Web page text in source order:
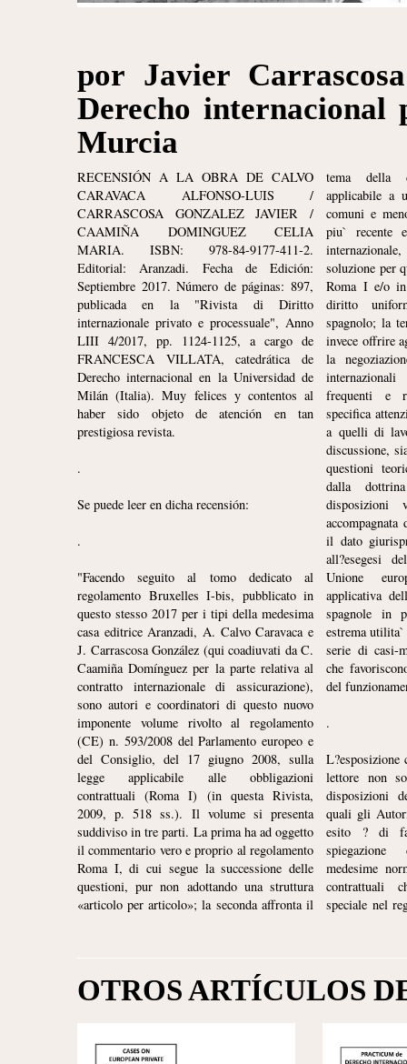
por Javier
Derecho internacional
Murcia
RECENSIÓN A LA OBRA DE CALVO
CARAVACA ALFONSO-LUIS /
CARRASCOSA GONZALEZ JAVIER /
CAAMIÑA DOMINGUEZ CELIA
MARIA. ISBN: 978-84-9177-411-2.
Editorial: Aranzadi. Fecha de Edición:
Septiembre 2017. Número de páginas: 897,
publicada en la "Rivista di Diritto
internazionale privato e processuale", Anno
LIII 4/2017, pp. 1124-1125, a cargo de
FRANCESCA VILLATA, catedrática de
Derecho internacional en la Universidad de
Milán (Italia). Muy felices y contentos al
haber sido objeto de atención en tan
prestigiosa revista.
.
Se puede leer en dicha recensión:
.
"Facendo seguito al tomo dedicato al
regolamento Bruxelles I-bis, pubblicato in
questo stesso 2017 per i tipi della medesima
casa editrice Aranzadi, A. Calvo Caravaca e
J. Carrascosa González (qui coadiuvati da C.
Caamiña Domínguez per la parte relativa al
contratto internazionale di assicurazione),
sono autori e coordinatori di questo nuovo
imponente volume rivolto al regolamento
(CE) n. 593/2008 del Parlamento europeo e
del Consiglio, del 17 giugno 2008, sulla
legge applicabile alle obbligazioni
contrattuali (Roma I) (in questa Rivista,
2009, p. 518 ss.). Il volume si presenta
suddiviso in tre parti. La prima ha ad oggetto
il commentario vero e proprio al regolamento
Roma I, di cui segue la successione delle
questioni, pur non adottando una struttura
«articolo per articolo»; la seconda affronta il
tema della
applicabile a
comuni e
piu` recente
soluzione per
Roma I e/o
diritto
spagnolo; la
invece offrire
la
frequenti e
specifica
a quelli di
discussione,
questioni
dalla
accompagnata
il dato
all?esegesi
Unione europea, quanto alla prassi
applicativa delle corti nazionali e di quelle
spagnole in particolare, e ? elemento di
estrema utilita` non solo per i pratici ? da una
serie di casi-modello con relative soluzioni
che favoriscono una migliore comprensione
del
.
L?esposizione
lettore non
disposizioni
quali gli
esito ? di
medesime
contrattuali
speciale nel
OTROS ARTÍCULOS